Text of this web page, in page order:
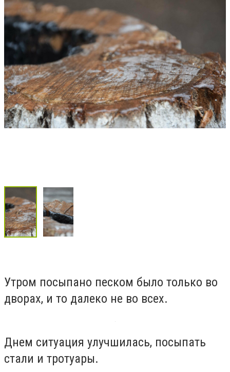
Утром посыпано песком было только во
дворах, и то далеко не во всех.
Днем ситуация улучшилась, посыпать
стали и тротуары.